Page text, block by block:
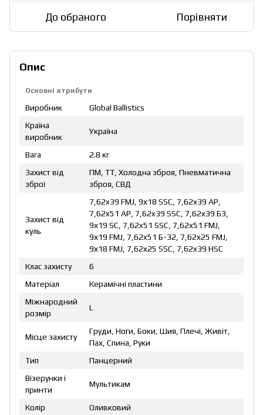
До обраного Порівняти
Опис
Основні атрибути
Виробник
Global Ballistics
Країна
виробник
Україна
Вага
2.8 кг
Захист від
зброї
ПМ, ТТ, Холодна зброя, Пневматична
зброя, СВД
Захист від
куль
7,62x39 FMJ, 9х18 SSC, 7,62x39 AP,
7,62x51 AP, 7,62x39 SSC, 7,62x39 БЗ,
9х19 SC, 7,62x51 ЅЅС, 7,62x51 FMJ,
9х19 FMJ, 7,62x51 Б-32, 7,62x25 FMJ,
9х18 FMJ, 7,62x25 SSC, 7,62x39 HSC
Клас захисту
6
Матеріал
Керамічні пластини
Міжнародний
розмір
L
Місце захисту
Груди, Ноги, Боки, Шия, Плечі, Живіт,
Пах, Спина, Руки
Тип
Панцерний
Візерунки і
принти
Мультикам
Колір
Оливковий